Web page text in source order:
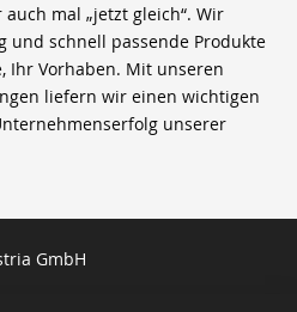
mal „jetzt gleich“. Wir
und schnell passende Produkte
Ihr Vorhaben. Mit unseren
liefern wir einen wichtigen
unserer
GmbH